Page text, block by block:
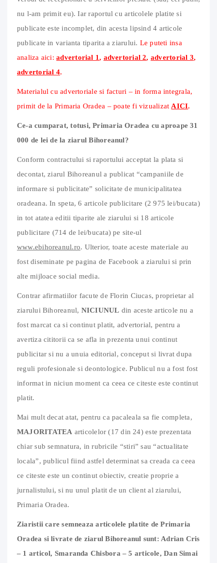
nu l-am primit eu). Iar raportul cu articolele platite si
publicate este incomplet, din acesta lipsind 4 articole
publicate in varianta tiparita a ziarului. Le puteti insa
analiza aici:advertorial 1, advertorial 2, advertorial 3,
advertorial 4.
Materialul cu advertoriale si facturi – in forma integrala,
primit de la Primaria Oradea – poate fi vizualizat AICI.
Ce-a cumparat, totusi, Primaria Oradea cu aproape 31
000 de lei de la ziarul Bihoreanul?
Conform contractului si raportului acceptat la plata si
decontat, ziarul Bihoreanul a publicat “campaniile de
informare si publicitate” solicitate de municipalitatea
oradeana. In speta, 6 articole publicitare (2 975 lei/bucata)
in tot atatea editii tiparite ale ziarului si 18 articole
publicitare (714 de lei/bucata) pe site-ul
www.ebihoreanul.ro. Ulterior, toate aceste materiale au
fost diseminate pe pagina de Facebook a ziarului si prin
alte mijloace social media.
Contrar afirmatiilor facute de Florin Ciucas, proprietar al
ziarului Bihoreanul, NICIUNUL din aceste articole nu a
fost marcat ca si continut platit, advertorial, pentru a
avertiza cititorii ca se afla in prezenta unui continut
publicitar si nu a unuia editorial, conceput si livrat dupa
reguli profesionale si deontologice. Publicul nu a fost fost
informat in niciun moment ca ceea ce citeste este continut
platit.
Mai mult decat atat, pentru ca pacaleala sa fie completa,
MAJORITATEA articolelor (17 din 24) este prezentata
chiar sub semnatura, in rubricile “stiri” sau “actualitate
locala”, publicul fiind astfel determinat sa creada ca ceea
ce citeste este un continut obiectiv, creatie proprie a
jurnalistului, si nu unul platit de un client al ziarului,
Primaria Oradea.
Ziaristii care semneaza articolele platite de Primaria
Oradea si livrate de ziarul Bihoreanul sunt: Adrian Cris
– 1 articol, Smaranda Chisbora – 5 articole, Dan Simai